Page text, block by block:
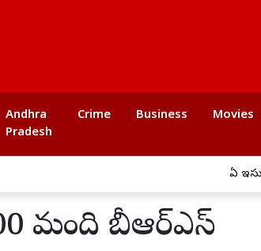
Andhra
Pradesh
Crime Business Movies
ఏపీ ఇసుక
మంది బీఆర్ఎస్